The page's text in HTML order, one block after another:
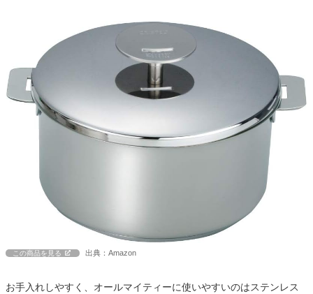
この商品を見る 出典：Amazon
お手入れしやすく、オールマイティーに使いやすいのはステンレス